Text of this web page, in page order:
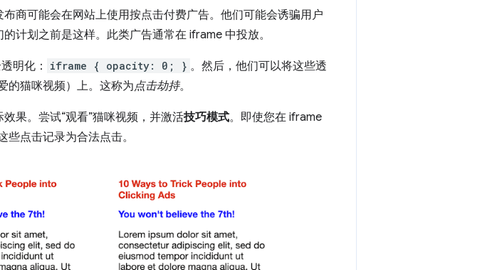
商可能会在网站上使用按点击付费广告。他们可能会诱骗用户
计划之前是这样。此类广告通常在 iframe 中投放。
明化： iframe { opacity: 0; } 。然后，他们可以将这些透
的猫咪视频）上。这称为点击劫持。
果。尝试“观看”猫咪视频，并激活技巧模式。即使您在 iframe
点击记录为合法点击。